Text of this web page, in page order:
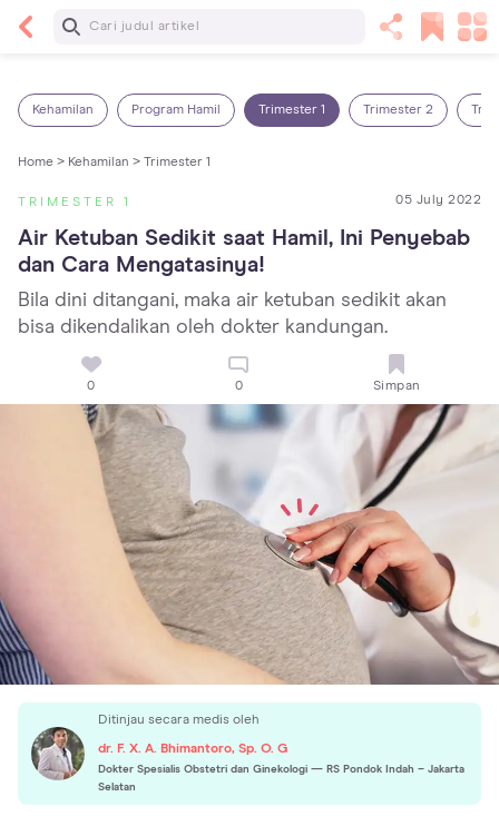
Baca Selanjutnya
Kehamilan Program Hamil Trimester 1 Trimester 2
Home > Kehamilan > Trimester 1
TRIMESTER 1 05 July 2022
Air Ketuban Sedikit saat Hamil, Ini Penyebab
dan Cara Mengatasinya!
Bila dini ditangani, maka air ketuban sedikit akan
bisa dikendalikan oleh dokter kandungan.
0 0 Simpan
Ditinjau secara medis oleh
dr. F. X. A. Bhimantoro, Sp. O. G
Dokter Spesialis Obstetri dan Ginekologi — RS Pondok Indah – Jakarta
Selatan